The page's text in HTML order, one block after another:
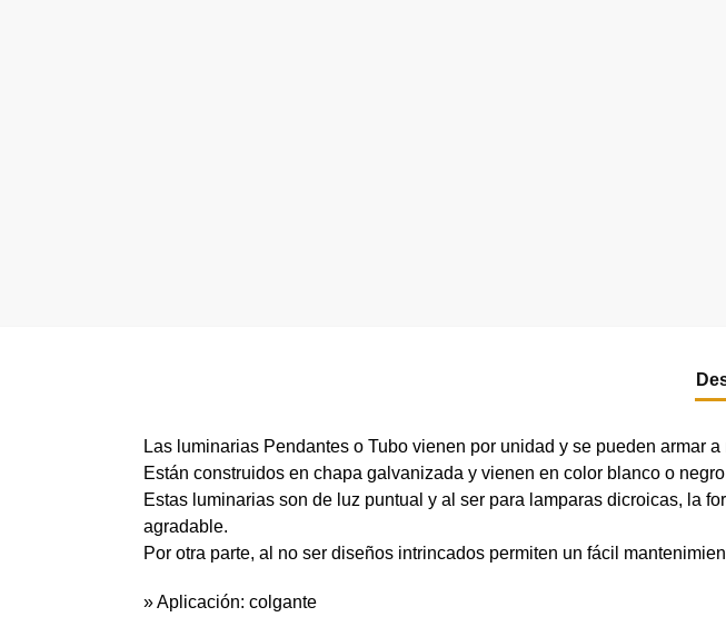
Las luminarias Pendantes o Tubo vienen por unidad y se pueden armar
Están construidos en chapa galvanizada y vienen en color blanco o
Estas luminarias son de luz puntual y al ser para lamparas dicroicas, la
agradable.
Por otra parte, al no ser diseños intrincados permiten un fácil
» Aplicación: colgante